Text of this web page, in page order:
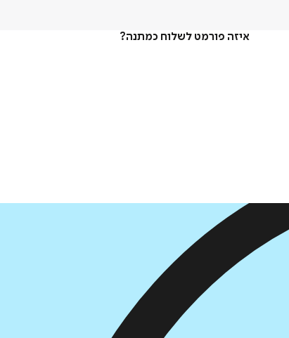
איזה פורמט לשלוח כמתנה?